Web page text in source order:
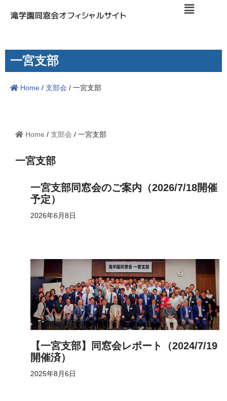
テ
ン
へ
一宮支部
Home / 支部会 / 一宮支部
Home / 支部会 / 一宮支部
一宮支部
一宮支部同窓会のご案内（2026/7/18開催
予定）
2026年6月8日
【一宮支部】同窓会レポート（2024/7/19
開催済）
2025年8月6日